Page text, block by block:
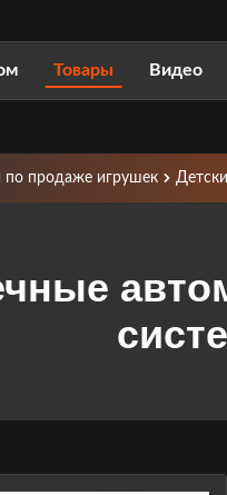
Товары Видео
по продаже игрушек